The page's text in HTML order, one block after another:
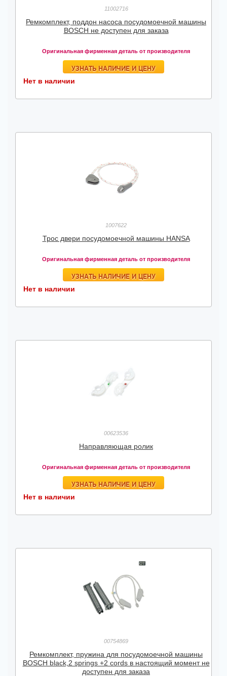
11002716
Ремкомплект, поддон насоса посудомоечной машины
BOSCH не доступен для заказа
Оригинальная фирменная деталь от производителя
УЗНАТЬ НАЛИЧИЕ И ЦЕНУ
Нет в наличии
1007622
Трос двери посудомоечной машины HANSA
Оригинальная фирменная деталь от производителя
УЗНАТЬ НАЛИЧИЕ И ЦЕНУ
Нет в наличии
00623536
Направляющая ролик
Оригинальная фирменная деталь от производителя
УЗНАТЬ НАЛИЧИЕ И ЦЕНУ
Нет в наличии
00754869
Ремкомплект, пружина для посудомоечной машины
BOSCH black,2 springs +2 cords в настоящий момент не
доступен для заказа